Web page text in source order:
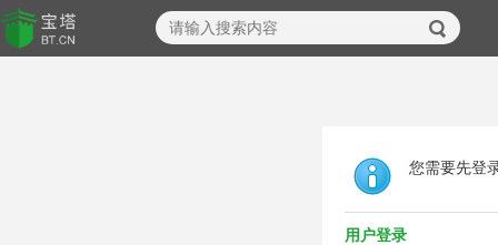
您需要先登
用户登录